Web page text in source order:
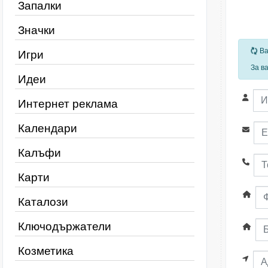
Запалки
Значки
Игри
Идеи
Интернет реклама
Календари
Калъфи
Карти
Каталози
Ключодържатели
Козметика
За